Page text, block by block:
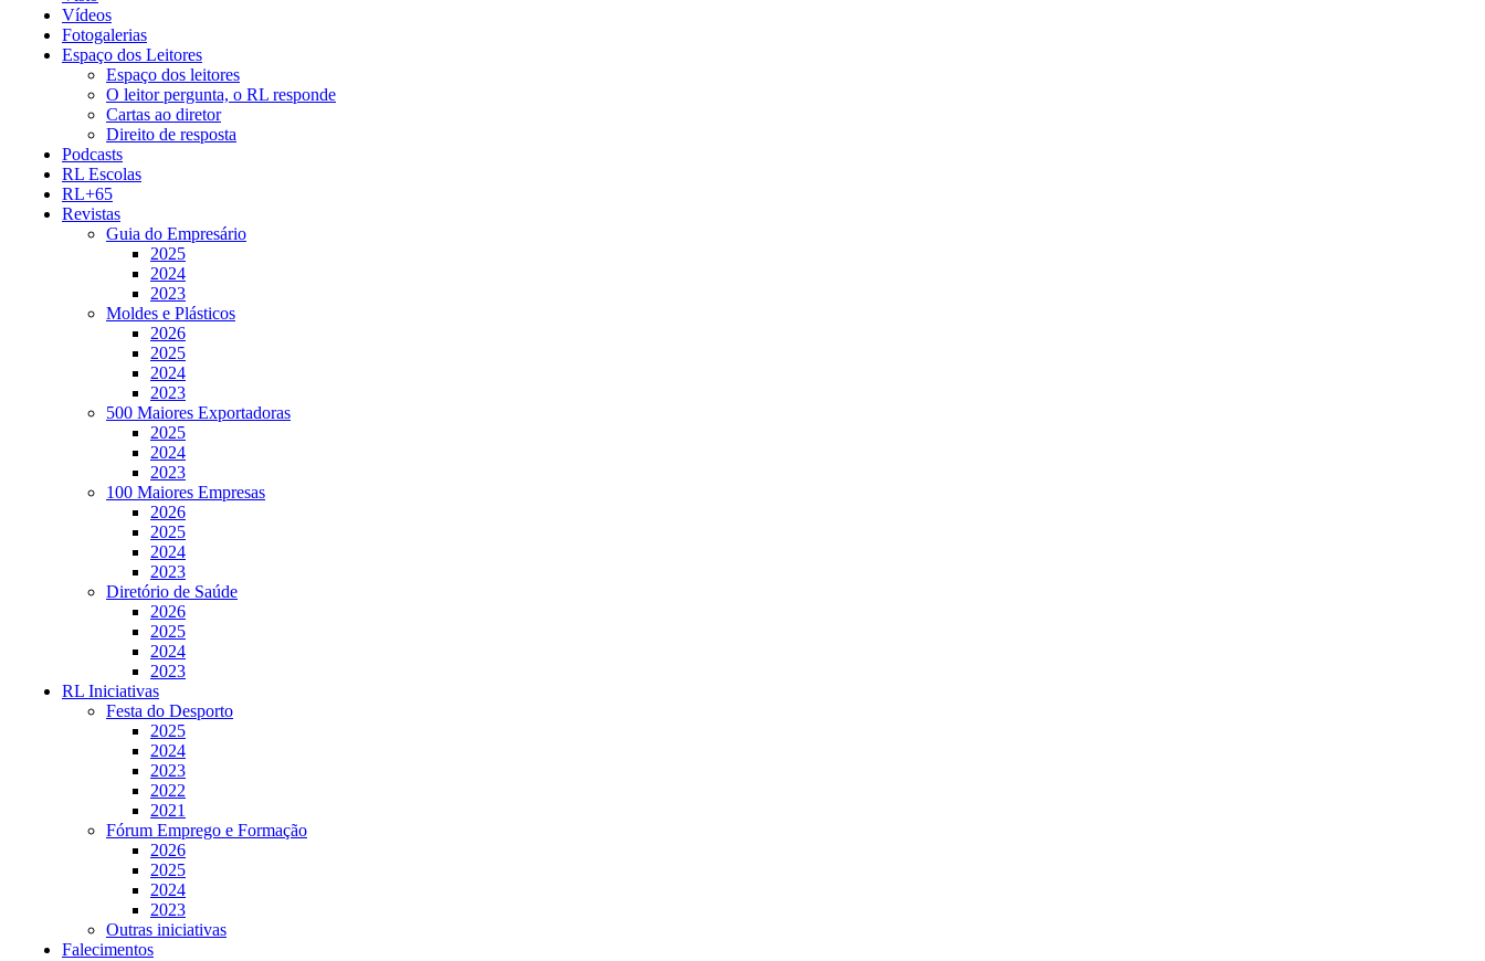
Vídeos
Fotogalerias
Espaço dos Leitores
Espaço dos leitores
O leitor pergunta, o RL responde
Cartas ao diretor
Direito de resposta
Podcasts
RL Escolas
RL+65
Revistas
Guia do Empresário
2025
2024
2023
Moldes e Plásticos
2026
2025
2024
2023
500 Maiores Exportadoras
2025
2024
2023
100 Maiores Empresas
2026
2025
2024
2023
Diretório de Saúde
2026
2025
2024
2023
RL Iniciativas
Festa do Desporto
2025
2024
2023
2022
2021
Fórum Emprego e Formação
2026
2025
2024
2023
Outras iniciativas
Falecimentos